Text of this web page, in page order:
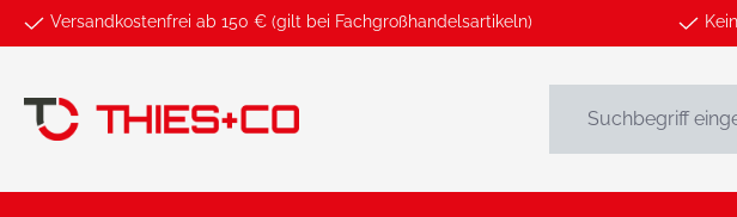
Zur Hauptnavigation springen
Versandkostenfrei ab 150 € (gilt bei Fachgroßhandelsartikeln)